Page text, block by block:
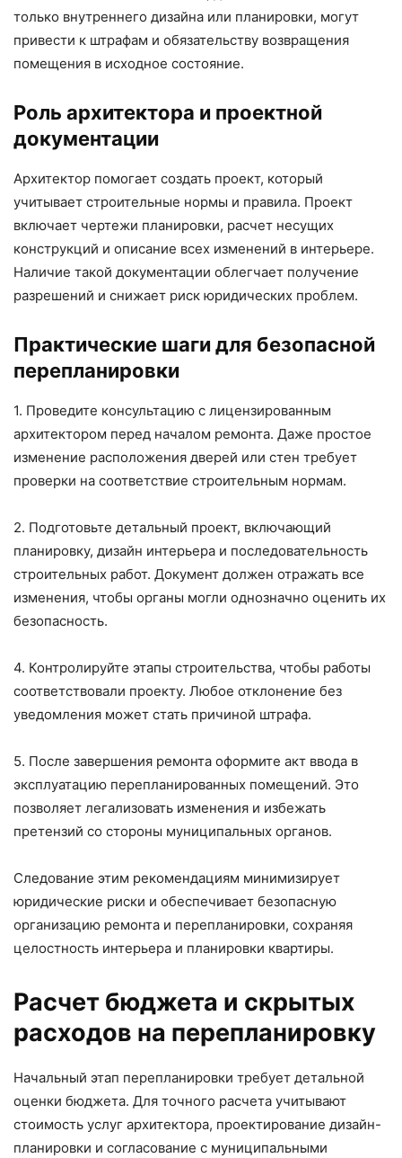
только внутреннего дизайна или планировки, могут
привести к штрафам и обязательству возвращения
помещения в исходное состояние.
Роль архитектора и проектной
документации
Архитектор помогает создать проект, который
учитывает строительные нормы и правила. Проект
включает чертежи планировки, расчет несущих
конструкций и описание всех изменений в интерьере.
Наличие такой документации облегчает получение
разрешений и снижает риск юридических проблем.
Практические шаги для безопасной
перепланировки
1. Проведите консультацию с лицензированным
архитектором перед началом ремонта. Даже простое
изменение расположения дверей или стен требует
проверки на соответствие строительным нормам.
2. Подготовьте детальный проект, включающий
планировку, дизайн интерьера и последовательность
строительных работ. Документ должен отражать все
изменения, чтобы органы могли однозначно оценить их
безопасность.
4. Контролируйте этапы строительства, чтобы работы
соответствовали проекту. Любое отклонение без
уведомления может стать причиной штрафа.
5. После завершения ремонта оформите акт ввода в
эксплуатацию перепланированных помещений. Это
позволяет легализовать изменения и избежать
претензий со стороны муниципальных органов.
Следование этим рекомендациям минимизирует
юридические риски и обеспечивает безопасную
организацию ремонта и перепланировки, сохраняя
целостность интерьера и планировки квартиры.
Расчет бюджета и скрытых
расходов на перепланировку
Начальный этап перепланировки требует детальной
оценки бюджета. Для точного расчета учитывают
стоимость услуг архитектора, проектирование дизайн-
планировки и согласование с муниципальными